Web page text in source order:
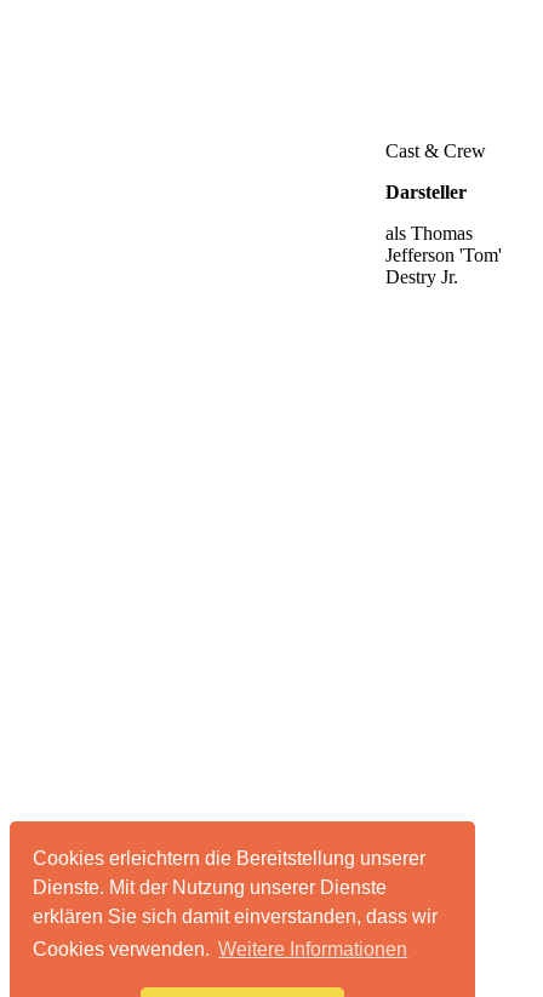
Cookies erleichtern die Bereitstellung unserer
Dienste. Mit der Nutzung unserer Dienste
erklären Sie sich damit einverstanden, dass wir
Cookies verwenden. Weitere Informationen
Cast & Crew
Darsteller
als Thomas
Jefferson 'Tom'
Destry Jr.